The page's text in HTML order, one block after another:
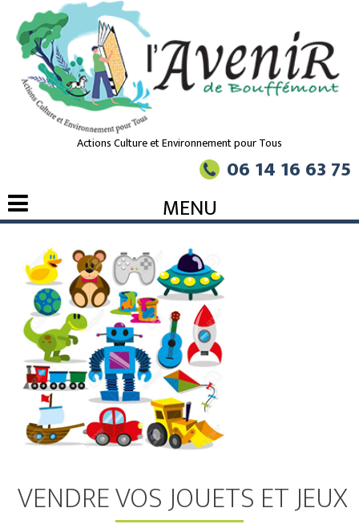
Actions Culture et Environnement pour Tous
06 14 16 63 75
MENU
VENDRE VOS JOUETS ET JEUX